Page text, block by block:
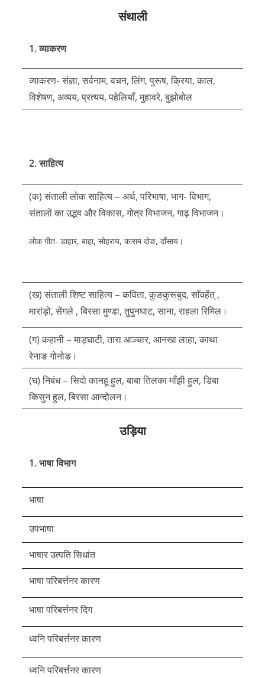
संथाली
1. व्याकरण
व्याकरण- संज्ञा, सर्वनाम, वचन, लिंग, पुरूष, क्रिया, काल,
विशेषण, अव्यय, प्रत्यय, पहेलियाँ, मुहावरे, बुझोबोल
2. साहित्य
(क) संताली लोक साहित्य – अर्थ, परिभाषा, भाग- विभाग,
संतालों का उद्भव और विकास, गोत्र विभाजन, गाढ़ विभाजन।
लोक गीत- डाहार, बाहा, सोहराय, काराम दोङ, दाँसाय।
(ख) संताली शिष्ट साहित्य – कविता, कुङकुरूबुद, साँवहेंत् ,
मारांड़ो, सेंगले , बिरसा मुण्डा, तुपुनघाट, साना, राहला रिमिल।
(ग) कहानी – माड़घाटी, तारा आञ्चार, आनखा लाहा, काथा
रेनाङ गोनोङ।
(घ) निबंध – सिदो कानहू हुल, बाबा तिलका माँझी हुल, डिबा
किसुन हुल, बिरसा आन्दोलन।
उड़िया
1. भाषा विभाग
भाषा
उपभाषा
भाषार उत्पति सिधांत
भाषा परिबर्त्तनर कारण
भाषा परिबर्त्तनर दिग
ध्वनि परिबर्त्तनर कारण
ध्वनि परिबर्त्तनर कारण